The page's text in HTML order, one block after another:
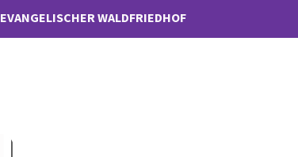
EVANGELISCHER WALDFRIEDHOF